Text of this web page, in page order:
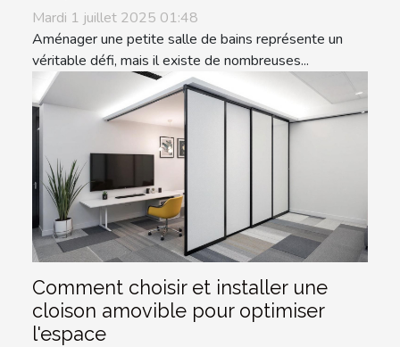
Mardi 1 juillet 2025 01:48
Aménager une petite salle de bains représente un
véritable défi, mais il existe de nombreuses...
Comment choisir et installer une
cloison amovible pour optimiser
l'espace